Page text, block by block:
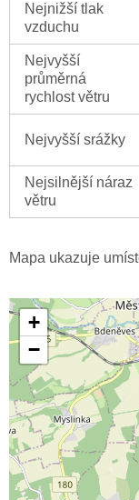
Nejnižší tlak
vzduchu
Nejvyšší
průměrná
rychlost větru
Nejvyšší srážky
Nejsilnější náraz
větru
Mapa ukazuje
+
−